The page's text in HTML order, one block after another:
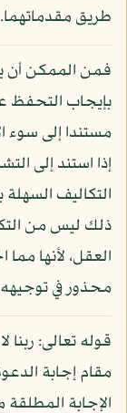
طريق مقدماتهما.
فمن الممكن أن
بإيجاب التحفظ
مستندا إلى سوء
إذا استند إلى
التكاليف
ذلك ليس من
العقل، لأنها
محذور في توجيهه
قوله تعالى: ربنا
مقام إجابة
الإجابة المطلقة